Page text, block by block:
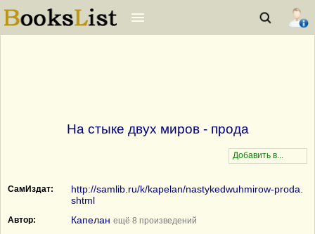
На стыке двух миров - прода
СамИздат:
http://samlib.ru/k/kapelan/nastykedwuhmirow-proda.
shtml
Автор: Капелан ещё 8 произведений